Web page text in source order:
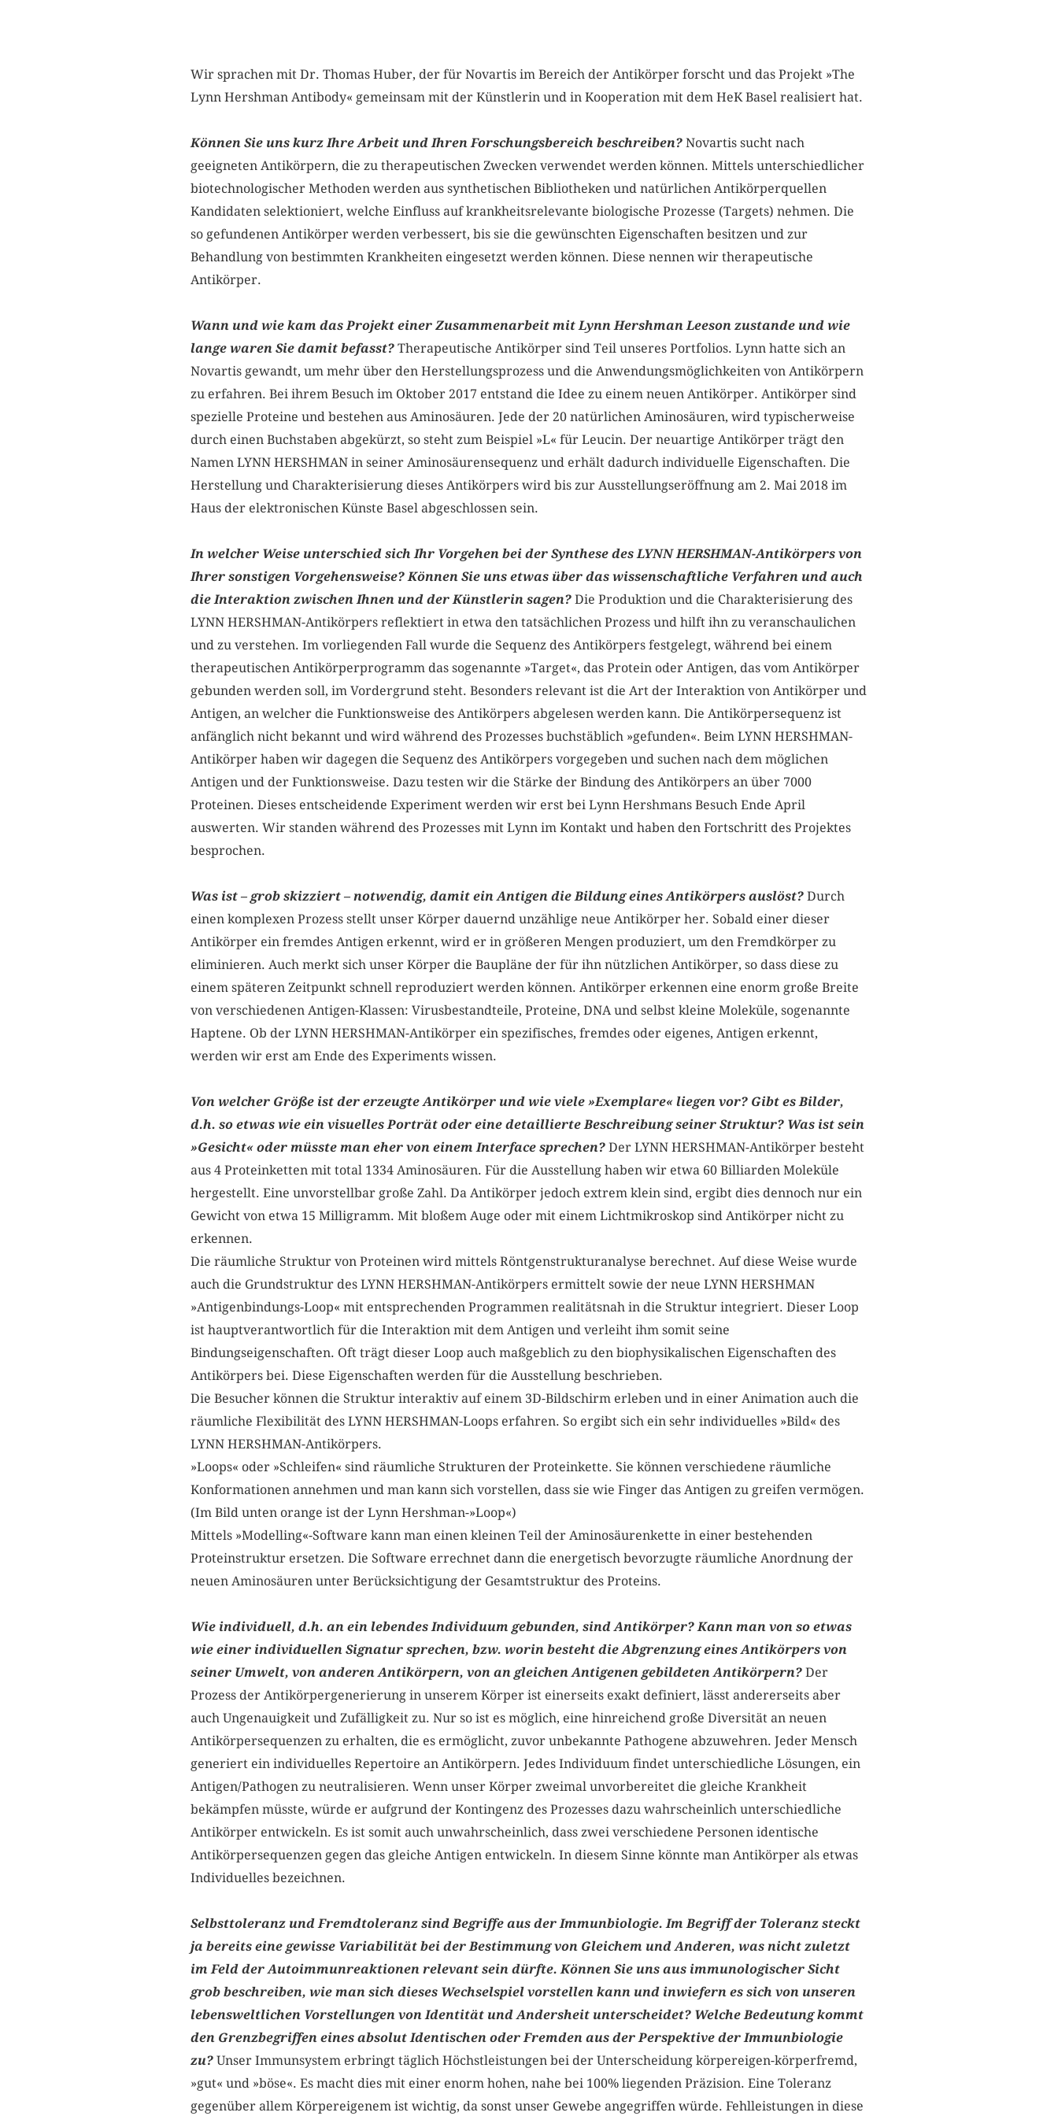
Wir sprachen mit Dr. ­Thomas Huber, der für Novartis im Bereich der Anti­körper forscht und das Projekt »The
Lynn Hershman Antibody« ge­meinsam mit der Künstlerin und in Kooperation mit dem HeK Basel realisiert hat.
Können Sie uns kurz Ihre Arbeit und Ihren Forschungsbereich beschreiben? Novartis sucht nach
geeigneten Antikörpern, die zu therapeutischen Zwecken verwendet werden können. Mittels unterschiedlicher
biotechnologischer Methoden werden aus synthetischen Bibliotheken und natürlichen Antikörperquellen
Kandidaten selektioniert, welche Einfluss auf krankheitsrelevante biologische Prozesse (Targets) nehmen. Die
so gefundenen Antikörper werden verbessert, bis sie die gewünschten Eigenschaften besitzen und zur
Behandlung von bestimmten Krankheiten eingesetzt werden können. Diese nennen wir therapeutische
Antikörper.
Wann und wie kam das Projekt einer Zusammenarbeit mit Lynn Hershman Leeson zustande und wie
lange waren Sie damit befasst? Therapeutische Antikörper sind Teil unseres Portfolios. Lynn hatte sich an
Novartis gewandt, um mehr über den Herstellungsprozess und die Anwendungsmöglichkeiten von Antikörpern
zu erfahren. Bei ihrem Besuch im Oktober 2017 entstand die Idee zu einem neuen Antikörper. Antikörper sind
spezielle Proteine und bestehen aus Aminosäuren. Jede der 20 natürlichen Aminosäuren, wird typischerweise
durch einen Buchstaben abgekürzt, so steht zum Beispiel »L« für Leucin. Der neuartige Antikörper trägt den
Namen LYNN HERSHMAN in seiner Aminosäurensequenz und erhält dadurch individuelle Eigenschaften. Die
Herstellung und Charakterisierung dieses Antikörpers wird bis zur Ausstellungseröffnung am 2. Mai 2018 im
Haus der elektronischen Künste Basel abgeschlossen sein.
In welcher Weise unterschied sich Ihr Vorgehen bei der Synthese des LYNN HERSHMAN-Antikörpers von
Ihrer sonstigen Vorgehensweise? Können Sie uns etwas über das wissenschaftliche Verfahren und auch
die Interaktion zwischen Ihnen und der Künstlerin sagen? Die Produktion und die Charakterisierung des
LYNN HERSHMAN-Antikörpers reflektiert in etwa den tatsächlichen Prozess und hilft ihn zu veranschaulichen
und zu verstehen. Im vorliegenden Fall wurde die Sequenz des Antikörpers festgelegt, während bei einem
therapeutischen Antikörperprogramm das sogenannte »Target«, das Protein oder Antigen, das vom Antikörper
gebunden werden soll, im Vordergrund steht. Besonders relevant ist die Art der Interaktion von Antikörper und
Antigen, an welcher die Funktionsweise des Antikörpers abgelesen werden kann. Die Antikörpersequenz ist
anfänglich nicht bekannt und wird während des Prozesses buchstäblich »gefunden«. Beim LYNN HERSHMAN-
Antikörper haben wir dagegen die Sequenz des Antikörpers vorgegeben und suchen nach dem möglichen
Antigen und der Funktionsweise. Dazu testen wir die Stärke der Bindung des Antikörpers an über 7000
Proteinen. Dieses entscheidende Experiment werden wir erst bei Lynn Hershmans Besuch Ende April
auswerten. Wir standen während des Prozesses mit Lynn im Kontakt und haben den Fortschritt des Projektes
besprochen.
Was ist – grob skizziert – notwendig, damit ein Antigen die Bildung eines Antikörpers auslöst? Durch
einen komplexen Prozess stellt unser Körper dauernd unzählige neue Antikörper her. Sobald einer dieser
Antikörper ein fremdes Antigen erkennt, wird er in größeren Mengen produziert, um den Fremdkörper zu
eliminieren. Auch merkt sich unser Körper die Baupläne der für ihn nützlichen Antikörper, so dass diese zu
einem späteren Zeitpunkt schnell reproduziert werden können. Antikörper erkennen eine enorm große Breite
von verschiedenen Antigen-Klassen: Virusbestandteile, Proteine, DNA und selbst kleine Moleküle, sogenannte
Haptene. Ob der LYNN HERSHMAN-Antikörper ein spezifisches, fremdes oder eigenes, Antigen erkennt,
werden wir erst am Ende des Experiments wissen.
Von welcher Größe ist der erzeugte Antikörper und wie viele »Exemplare« liegen vor? Gibt es Bilder,
d.h. so etwas wie ein visuelles Porträt oder eine detaillierte Beschreibung seiner Struktur? Was ist sein
»Gesicht« oder müsste man eher von einem Interface sprechen? Der LYNN HERSHMAN-Antikörper besteht
aus 4 Proteinketten mit total 1334 Aminosäuren. Für die Ausstellung haben wir etwa 60 Billiarden Moleküle
hergestellt. Eine unvorstellbar große Zahl. Da Antikörper jedoch extrem klein sind, ergibt dies dennoch nur ein
Gewicht von etwa 15 Milligramm. Mit bloßem Auge oder mit einem Lichtmikroskop sind Antikörper nicht zu
erkennen.
Die räumliche Struktur von Proteinen wird mittels Röntgenstrukturanalyse berechnet. Auf diese Weise wurde
auch die Grundstruktur des LYNN HERSHMAN-Antikörpers ermittelt sowie der neue LYNN HERSHMAN
»Antigenbindungs-Loop« mit entsprechenden Programmen realitätsnah in die Struktur integriert. Dieser Loop
ist hauptverantwortlich für die Interaktion mit dem Antigen und verleiht ihm somit seine
Bindungseigenschaften. Oft trägt dieser Loop auch maßgeblich zu den biophysikalischen Eigenschaften des
Antikörpers bei. Diese Eigenschaften werden für die Ausstellung beschrieben.
Die Besucher können die Struktur interaktiv auf einem 3D-Bildschirm erleben und in einer Animation auch die
räumliche Flexibilität des LYNN HERSHMAN-Loops erfahren. So ergibt sich ein sehr individuelles »Bild« des
LYNN HERSHMAN-Antikörpers.
»Loops« oder »Schleifen« sind räumliche Strukturen der Proteinkette. Sie können verschiedene räumliche
Konformationen annehmen und man kann sich vorstellen, dass sie wie Finger das Antigen zu greifen vermögen.
(Im Bild unten orange ist der Lynn Hershman-»Loop«)
Mittels »Modelling«-Software kann man einen kleinen Teil der Aminosäurenkette in einer bestehenden
Proteinstruktur ersetzen. Die Software errechnet dann die energetisch bevorzugte räumliche Anordnung der
neuen Aminosäuren unter Berücksichtigung der Gesamtstruktur des Proteins.
Wie individuell, d.h. an ein lebendes Individuum gebunden, sind Antikörper? Kann man von so etwas
wie einer individuellen Signatur sprechen, bzw. worin besteht die Abgrenzung eines Antikörpers von
seiner Umwelt, von anderen Antikörpern, von an gleichen Antigenen gebildeten Antikörpern? Der
Prozess der Antikörpergenerierung in unserem Körper ist einerseits exakt definiert, lässt andererseits aber
auch Ungenauigkeit und Zufälligkeit zu. Nur so ist es möglich, eine hinreichend große Diversität an neuen
Antikörpersequenzen zu erhalten, die es ermöglicht, zuvor unbekannte Pathogene abzuwehren. Jeder Mensch
generiert ein individuelles Repertoire an Antikörpern. Jedes Individuum findet unterschiedliche Lösungen, ein
Antigen/Pathogen zu neutralisieren. Wenn unser Körper zweimal unvorbereitet die gleiche Krankheit
bekämpfen müsste, würde er aufgrund der Kontingenz des Prozesses dazu wahrscheinlich unterschiedliche
Antikörper entwickeln. Es ist somit auch unwahrscheinlich, dass zwei verschiedene Personen identische
Antikörpersequenzen gegen das gleiche Antigen entwickeln. In diesem Sinne könnte man Antikörper als etwas
Individuelles bezeichnen.
Selbsttoleranz und Fremdtoleranz sind Begriffe aus der Immunbiologie. Im Begriff der Toleranz steckt
ja bereits eine gewisse Variabilität bei der Bestimmung von Gleichem und Anderen, was nicht zuletzt
im Feld der Autoimmunreaktionen relevant sein dürfte. Können Sie uns aus immunologischer Sicht
grob beschreiben, wie man sich dieses Wechselspiel vorstellen kann und inwiefern es sich von unseren
lebensweltlichen Vorstellungen von Identität und Andersheit unterscheidet? Welche Bedeutung kommt
den Grenzbegriffen eines absolut Identischen oder Fremden aus der Perspektive der Immunbiologie
zu? Unser Immunsystem erbringt täglich Höchstleistungen bei der Unterscheidung körpereigen-körperfremd,
»gut« und »böse«. Es macht dies mit einer enorm hohen, nahe bei 100% liegenden Präzision. Eine Toleranz
gegenüber allem Körpereigenem ist wichtig, da sonst unser Gewebe angegriffen würde. Fehlleistungen in diese